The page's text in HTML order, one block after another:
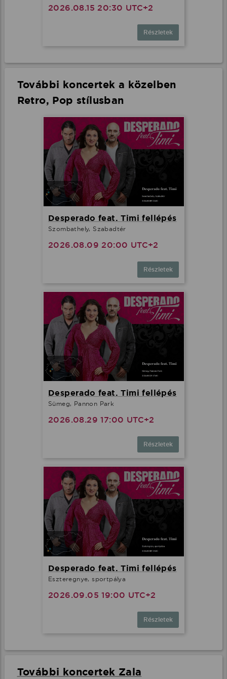
2026.08.15 20:30 UTC+2
Részletek
További koncertek a közelben
Retro, Pop stílusban
Desperado feat. Timi fellépés
Szombathely, Szabadtér
2026.08.09 20:00 UTC+2
Részletek
Desperado feat. Timi fellépés
Sümeg, Pannon Park
2026.08.29 17:00 UTC+2
Részletek
Desperado feat. Timi fellépés
Eszteregnye, sportpálya
2026.09.05 19:00 UTC+2
Részletek
További koncertek Zala